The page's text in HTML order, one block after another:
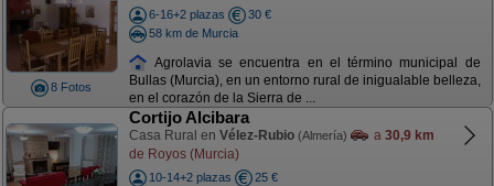
8 Fotos
6-16+2 plazas
30 €
58 km de Murcia
Agrolavia se encuentra en el término municipal de
Bullas (Murcia), en un entorno rural de inigualable belleza,
en el corazón de la Sierra de ...
Cortijo Alcibara
Casa Rural en Vélez-Rubio (Almería) a 30,9 km
de Royos (Murcia)
10-14+2 plazas
25 €